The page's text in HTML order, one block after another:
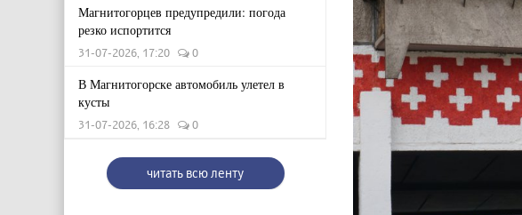
Магнитогорцев предупредили: погода
резко испортится
31-07-2026, 17:20 0
В Магнитогорске автомобиль улетел в
кусты
31-07-2026, 16:28 0
читать всю ленту